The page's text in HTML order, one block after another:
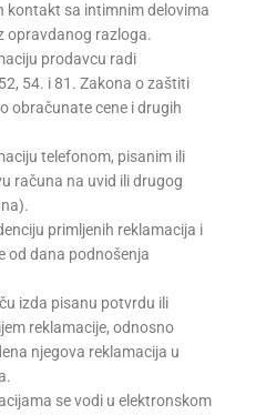
kontakt sa intimnim delovima
opravdanog razloga.
prodavcu radi
54. i 81. Zakona o zaštiti
obračunate cene i drugih
telefonom, pisanim ili
računa na uvid ili drugog
primljenih reklamacija i
od dana podnošenja
izda pisanu potvrdu ili
reklamacije, odnosno
njegova reklamacija u
se vodi u elektronskom